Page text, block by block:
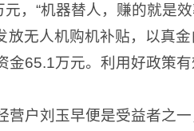
，“机器替人，赚的就是效
无人机购机补贴，以真
65.1万元。利用好政策有
户刘玉早便是受益者之